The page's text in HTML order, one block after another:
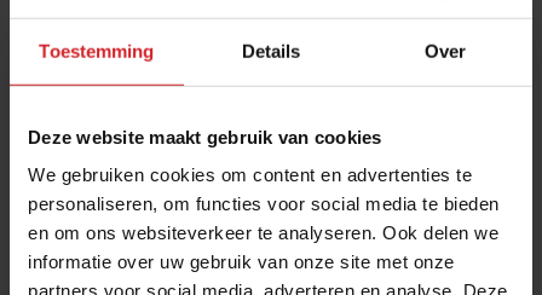
Toestemming Details Over
Deze website maakt gebruik van cookies
We gebruiken cookies om content en advertenties te
personaliseren, om functies voor social media te bieden
en om ons websiteverkeer te analyseren. Ook delen we
informatie over uw gebruik van onze site met onze
partners voor social media, adverteren en analyse. Deze
presentatie neemt hij de gasten mee langs alle lokale
producten die in het menu worden gebruikt. Hierna
vervolgt het diner zich in een ruimte met een grote